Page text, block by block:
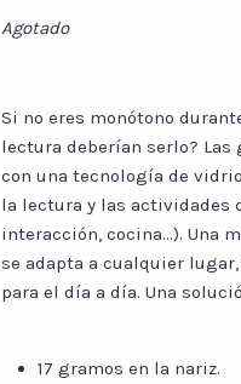
Agotado
Si no eres monótono
lectura deberían serlo?
con una tecnología de
la lectura y las actividades
interacción, cocina...). Una
se adapta a cualquier
para el día a día. Una
17 gramos en la nariz.